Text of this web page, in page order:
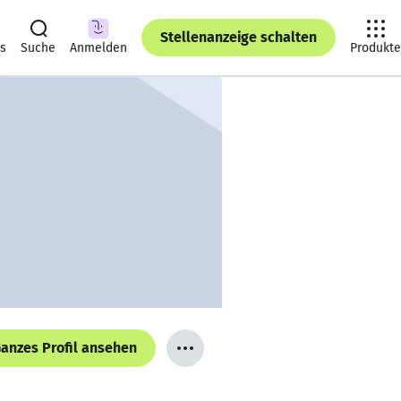
Suche Anmelden
Stellenanzeige schalten
Produkte
Profil ansehen